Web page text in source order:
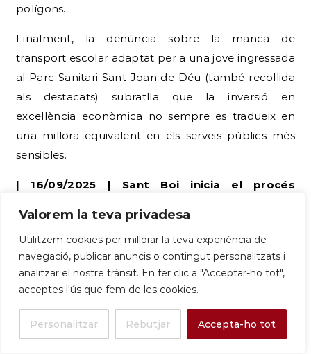
Valorem la teva privadesa
Utilitzem cookies per millorar la teva experiència de
navegació, publicar anuncis o contingut personalitzats i
analitzar el nostre trànsit. En fer clic a "Acceptar-ho tot",
acceptes l'ús que fem de les cookies.
Personalitzar Rebutjar Accepta-ho tot
transport escolar adaptat per a una jove ingressada
als destacats) subratlla que la inversió en
excel·lència econòmica no sempre es tradueix en
una millora equivalent en els serveis públics més
sensibles.
| 16/09/2025 | Sant Boi inicia el procés
participatiu per al seu IV Pla d’Igualtat de
per definir les accions futures en igualtat de gènere.
| El Llobregat |
Sant Boi inicia el proceso participativo